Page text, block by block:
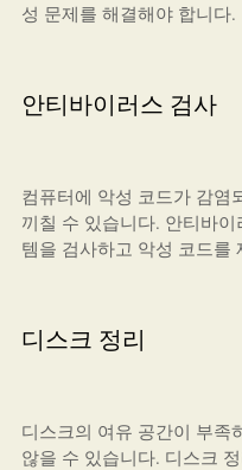
성 문제를 해결해야 합니다.
안티바이러스 검사
컴퓨터에 악성 코드가 감염
끼칠 수 있습니다. 안티바
템을 검사하고 악성 코드를
디스크 정리
디스크의 여유 공간이 부족
않을 수 있습니다. 디스크